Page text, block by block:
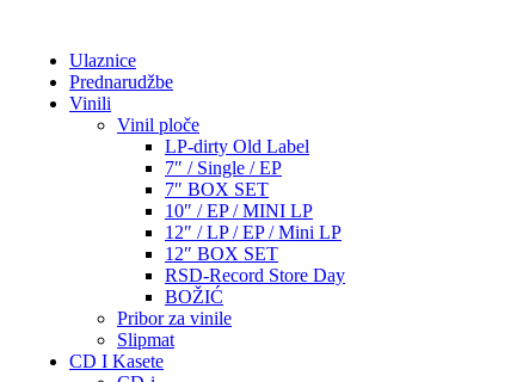
Ulaznice
Prednarudžbe
Vinili
Vinil ploče
LP-dirty Old Label
7″ / Single / EP
7″ BOX SET
10″ / EP / MINI LP
12″ / LP / EP / Mini LP
12″ BOX SET
RSD-Record Store Day
BOŽIĆ
Pribor za vinile
Slipmat
CD I Kasete